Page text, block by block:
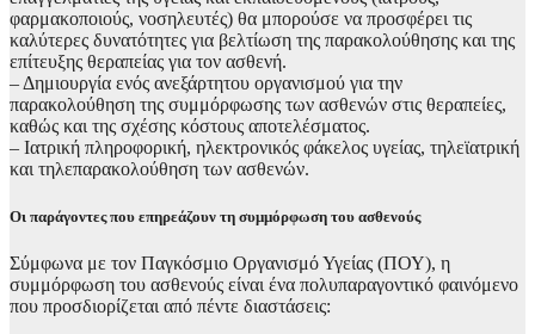
φαρμακοποιούς, νοσηλευτές) θα μπορούσε να προσφέρει τις
καλύτερες δυνατότητες για βελτίωση της παρακολούθησης και της
επίτευξης θεραπείας για τον ασθενή.
– Δημιουργία ενός ανεξάρτητου οργανισμού για την
παρακολούθηση της συμμόρφωσης των ασθενών στις θεραπείες,
καθώς και της σχέσης κόστους αποτελέσματος.
– Ιατρική πληροφορική, ηλεκτρονικός φάκελος υγείας, τηλεϊατρική
και τηλεπαρακολούθηση των ασθενών.
Οι παράγοντες που επηρεάζουν τη συμμόρφωση του ασθενούς
Σύμφωνα με τον Παγκόσμιο Οργανισμό Υγείας (ΠΟΥ), η
συμμόρφωση του ασθενούς είναι ένα πολυπαραγοντικό φαινόμενο
που προσδιορίζεται από πέντε διαστάσεις: